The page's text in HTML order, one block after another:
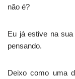
não é?
Eu já estive na
pensando.
Deixo como uma